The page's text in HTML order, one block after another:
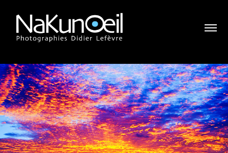
COULEURS POLYNÉSIENNES